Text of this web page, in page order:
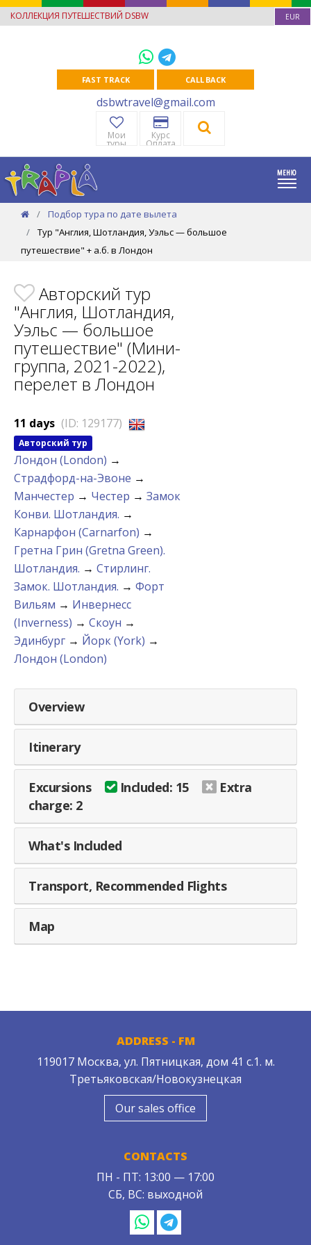
КОЛЛЕКЦИЯ ПУТЕШЕСТВИЙ DSBW EUR
FAST TRACK CALL BACK
dsbwtravel@gmail.com
Мои
туры
Курс
Оплата
Подбор тура по дате вылета
Тур "Англия, Шотландия, Уэльс — большое
путешествие" + а.б. в Лондон
Авторский тур
"Англия, Шотландия,
Уэльс — большое
путешествие" (Мини-
группа, 2021-2022),
перелет в Лондон
11 days (ID: 129177)
Авторский тур
Лондон (London) →
Страдфорд-на-Эвоне →
Манчестер → Честер → Замок
Конви. Шотландия. →
Карнарфон (Carnarfon) →
Гретна Грин (Gretna Green).
Шотландия. → Стирлинг.
Замок. Шотландия. → Форт
Вильям → Инвернесс
(Inverness) → Скоун →
Эдинбург → Йорк (York) →
Лондон (London)
Overview
Itinerary
Excursions Included: 15
Extra
charge: 2
What's Included
Transport, Recommended Flights
Map
ADDRESS - FM
119017 Москва, ул. Пятницкая, дом 41 с.1. м.
Третьяковская/Новокузнецкая
Our sales office
CONTACTS
ПН - ПТ: 13:00 — 17:00
СБ, ВС: выходной